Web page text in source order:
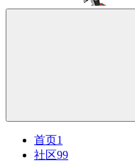
首页1
社区99